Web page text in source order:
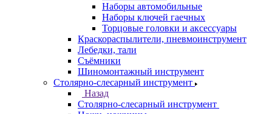
Наборы автомобильные
Наборы ключей гаечных
Торцовые головки и аксессуары
Краскораспылители, пневмоинструмент
Лебедки, тали
Съёмники
Шиномонтажный инструмент
Столярно-слесарный инструмент
Назад
Столярно-слесарный инструмент